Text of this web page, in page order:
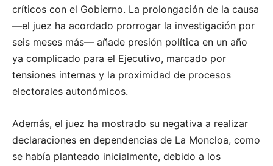
críticos con el Gobierno. La prolongación de la causa
—el juez ha acordado prorrogar la investigación por
seis meses más— añade presión política en un año
ya complicado para el Ejecutivo, marcado por
tensiones internas y la proximidad de procesos
electorales autonómicos.
Además, el juez ha mostrado su negativa a realizar
declaraciones en dependencias de La Moncloa, como
se había planteado inicialmente, debido a los